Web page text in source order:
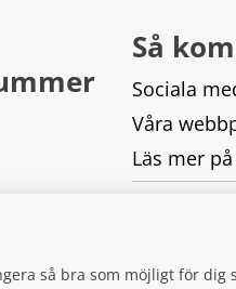
så bra som möjligt för
Så
Sociala
Våra
Läs mer